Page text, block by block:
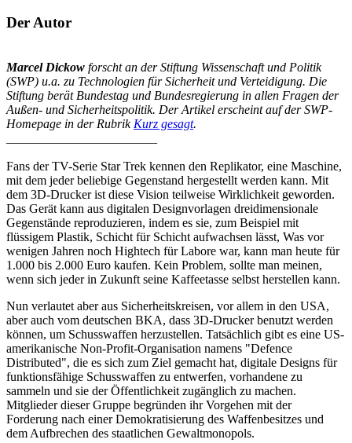
Der Autor
Marcel Dickow forscht an der Stiftung Wissenschaft und Politik
(SWP) u.a. zu Technologien für Sicherheit und Verteidigung. Die
Stiftung berät Bundestag und Bundesregierung in allen Fragen der
Außen- und Sicherheitspolitik. Der Artikel erscheint auf der SWP-
Homepage in der Rubrik Kurz gesagt.
Fans der TV-Serie Star Trek kennen den Replikator, eine Maschine,
mit dem jeder beliebige Gegenstand hergestellt werden kann. Mit
dem 3D-Drucker ist diese Vision teilweise Wirklichkeit geworden.
Das Gerät kann aus digitalen Designvorlagen dreidimensionale
Gegenstände reproduzieren, indem es sie, zum Beispiel mit
flüssigem Plastik, Schicht für Schicht aufwachsen lässt, Was vor
wenigen Jahren noch Hightech für Labore war, kann man heute für
1.000 bis 2.000 Euro kaufen. Kein Problem, sollte man meinen,
wenn sich jeder in Zukunft seine Kaffeetasse selbst herstellen kann.
Nun verlautet aber aus Sicherheitskreisen, vor allem in den USA,
aber auch vom deutschen BKA, dass 3D-Drucker benutzt werden
können, um Schusswaffen herzustellen. Tatsächlich gibt es eine US-
amerikanische Non-Profit-Organisation namens "Defence
Distributed", die es sich zum Ziel gemacht hat, digitale Designs für
funktionsfähige Schusswaffen zu entwerfen, vorhandene zu
sammeln und sie der Öffentlichkeit zugänglich zu machen.
Mitglieder dieser Gruppe begründen ihr Vorgehen mit der
Forderung nach einer Demokratisierung des Waffenbesitzes und
dem Aufbrechen des staatlichen Gewaltmonopols.